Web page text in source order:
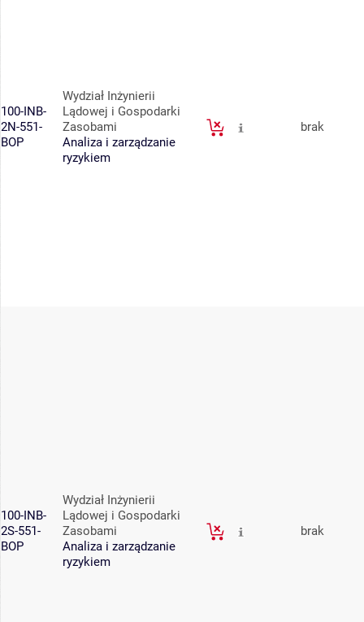
100-INB-
2N-551-
BOP
Wydział Inżynierii
Lądowej i Gospodarki
Zasobami
Analiza i zarządzanie
ryzykiem
brak
100-INB-
2S-551-
BOP
Wydział Inżynierii
Lądowej i Gospodarki
Zasobami
Analiza i zarządzanie
ryzykiem
brak